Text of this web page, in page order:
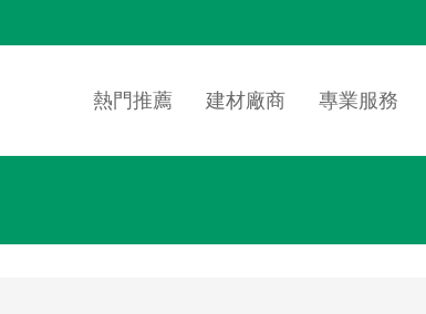
navigation
熱門推薦 建材廠商 專業服務